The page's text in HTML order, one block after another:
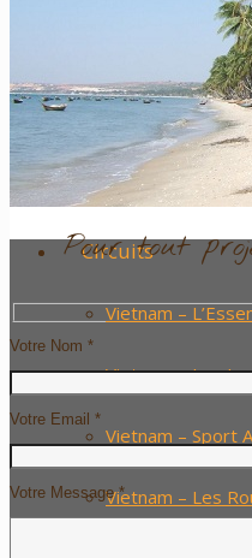
Nos
……….
Les plus
Circuits
Vietnam –
Vietnam – Les
Vietnam – Sport
Vietnam – Les
Pour tout
Votre Nom *
Votre Email *
Votre Message *